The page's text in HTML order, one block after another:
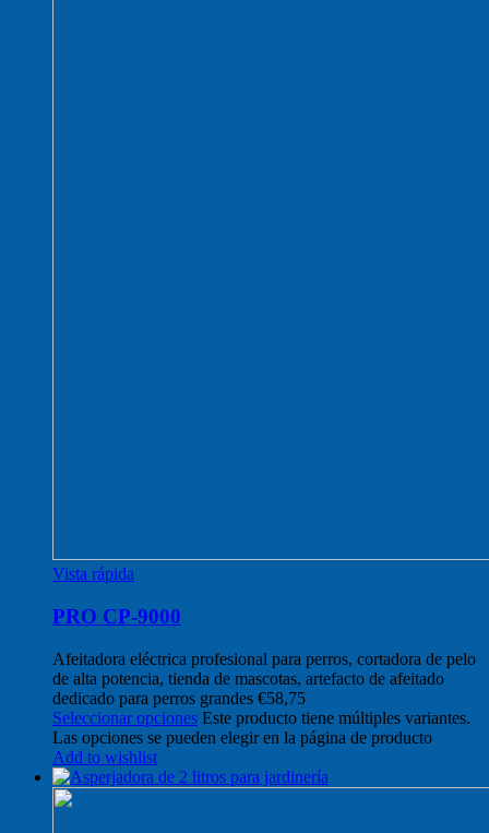
Vista rápida
PRO CP-9000
Afeitadora eléctrica profesional para perros, cortadora de pelo
de alta potencia, tienda de mascotas, artefacto de afeitado
dedicado para perros grandes €58,75
Seleccionar opciones Este producto tiene múltiples variantes.
Las opciones se pueden elegir en la página de producto
Add to wishlist